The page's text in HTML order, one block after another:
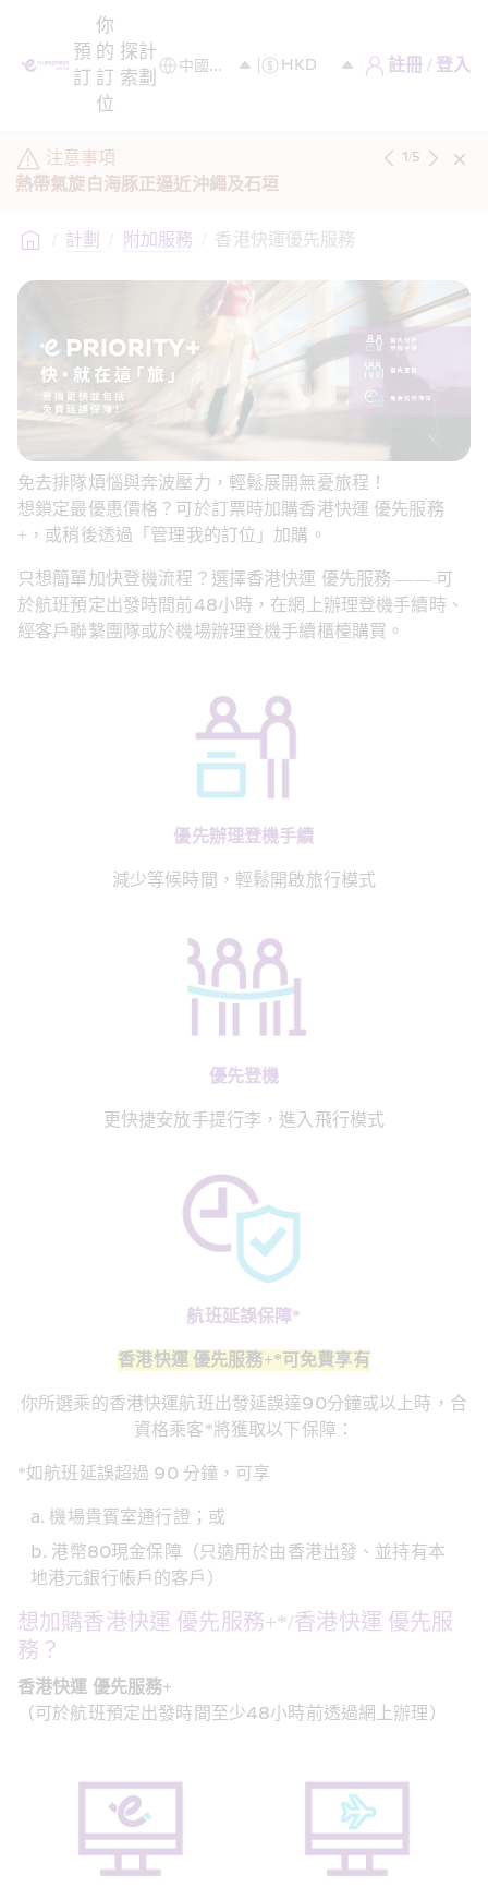
預
訂
你
的
訂
位
探
索
計
劃
註冊 / 登入
注意事項
熱帶氣旋白海豚正逼近沖繩及石垣
1/5
/ 計劃 / 附加服務 / 香港快運優先服務
免去排隊煩惱與奔波壓力，輕鬆展開無憂旅程！
想鎖定最優惠價格？可於訂票時加購香港快運 優先服務
+，或稍後透過「管理我的訂位」加購。
只想簡單加快登機流程？選擇香港快運 優先服務 —— 可
於航班預定出發時間前48小時，在網上辦理登機手續時、
經客戶聯繫團隊或於機場辦理登機手續櫃檯購買。
優先辦理登機手續
減少等候時間，輕鬆開啟旅行模式
優先登機
更快捷安放手提行李，進入飛行模式
航班延誤保障*
香港快運 優先服務+*可免費享有
你所選乘的香港快運航班出發延誤達90分鐘或以上時，合
資格乘客*將獲取以下保障：
*如航班延誤超過 90 分鐘，可享
機場貴賓室通行證；或
港幣80現金保障（只適用於由香港出發、並持有本
地港元銀行帳戶的客戶）
想加購香港快運 優先服務+*/香港快運 優先服
務？
香港快運 優先服務+
（可於航班預定出發時間至少48小時前透過網上辦理）